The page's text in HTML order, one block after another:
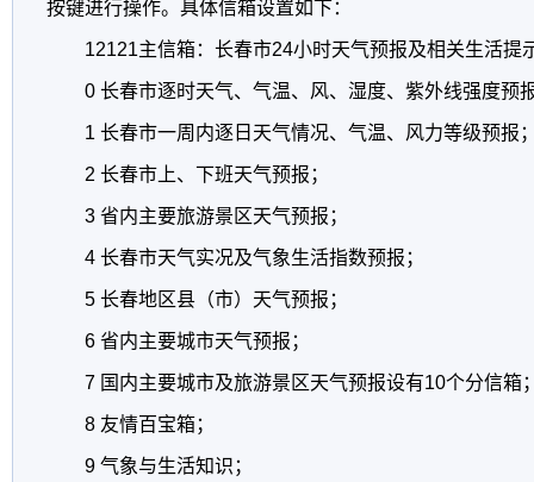
按键进行操作。具体信箱设置如下：
12121主信箱：长春市24小时天气预报及相关生活提
0 长春市逐时天气、气温、风、湿度、紫外线强度预
1 长春市一周内逐日天气情况、气温、风力等级预报
2 长春市上、下班天气预报；
3 省内主要旅游景区天气预报；
4 长春市天气实况及气象生活指数预报；
5 长春地区县（市）天气预报；
6 省内主要城市天气预报；
7 国内主要城市及旅游景区天气预报设有10个分信箱
8 友情百宝箱；
9 气象与生活知识；